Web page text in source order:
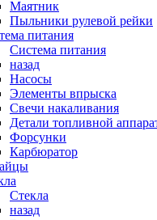
Маятник
Пыльники рулевой рейки
питания
Система питания
назад
Насосы
Элементы впрыска
Свечи накаливания
Детали топливной
Форсунки
Карбюратор
Стекла
назад